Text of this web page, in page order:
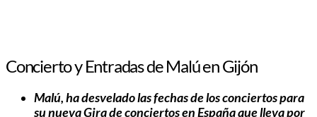
Concierto y Entradas de Malú en Gijón
Malú, ha desvelado las fechas de los conciertos para
su nueva Gira de conciertos en España que lleva por